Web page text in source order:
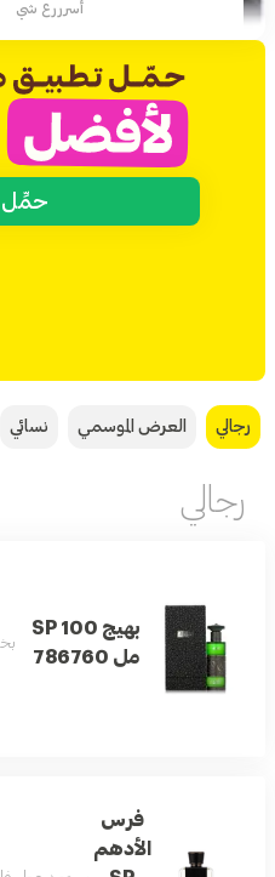
أسرررع شي
حمِّل
رجالي العرض الموسمي نسائي
رجالي
بهيج SP 100
مل 786760
فرس
الأدهم